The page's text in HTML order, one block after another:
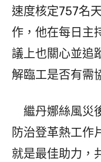
速度核定757名
作，他在每日主
議上也關心並追
解臨工是否有需
繼丹娜絲風災
防治登革熱工作
就是最佳助力，